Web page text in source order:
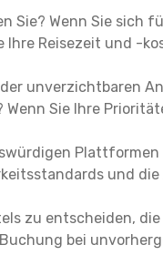
Sie? Wenn Sie sich
Reisezeit und -
unverzichtbaren
Sie Ihre
Plattformen
und
zu entscheiden,
bei